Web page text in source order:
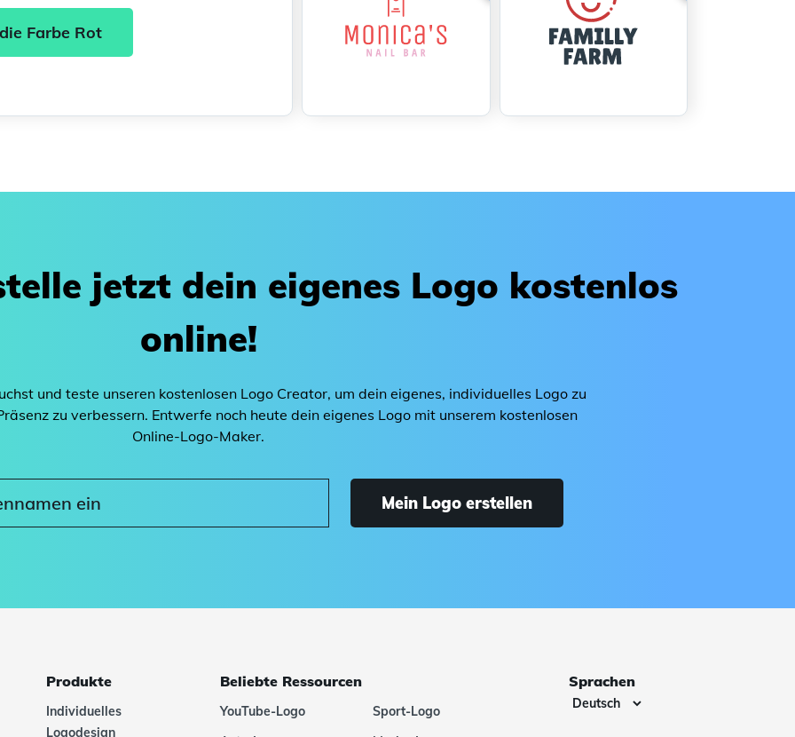
Farbe Rot
jetzt dein eigenes Logo kostenlos
online!
und teste unseren kostenlosen Logo Creator, um dein eigenes, individuelles Logo zu
zu verbessern. Entwerfe noch heute dein eigenes Logo mit unserem kostenlosen
Online-Logo-Maker.
Mein Logo erstellen
Produkte
Individuelles
Logodesign
Beliebte Ressourcen
YouTube-Logo
Sport-Logo
Sprachen